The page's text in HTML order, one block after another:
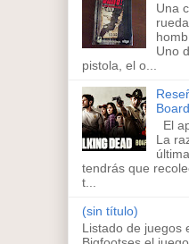
Una
Uno
pistola, el o...
El
La
tendrás que
t...
(sin título)
Listado de juegos